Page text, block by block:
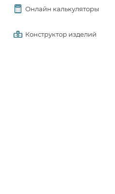
Онлайн калькуляторы
Конструктор изделий